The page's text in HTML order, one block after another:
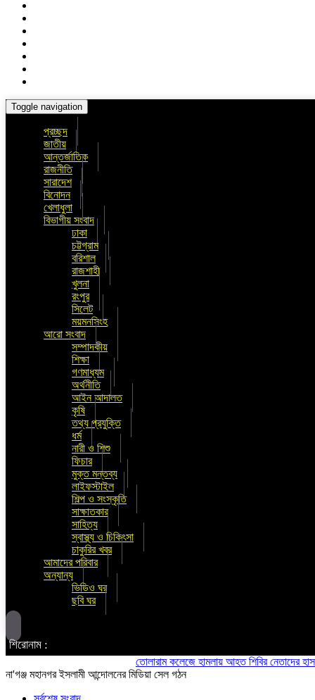
Toggle navigation
প্রচ্ছদ
জাতীয়
আন্তর্জাতিক
রাজনীতি
সারাদেশ
বিনোদন
খেলাধুলা
বিভাগীয় সংবাদ
ঢাকা
চট্টগ্রাম
বরিশাল
রাজশাহী
খুলনা
রংপুর
সিলেট
ময়মনসিংহ
আরো সংবাদ
সম্পাদকীয়
শিক্ষা
গণমাধ্যম
অর্থনীতি
আইন আদালত
কৃষি
তথ্য প্রযুক্তি
ধর্ম
নারী ও শিশু
ফিচার
মুক্ত মন্তব্য
লাইফস্টাইল
শিল্প ও সংস্কৃতি
সাক্ষাতকার
সাহিত্য
স্বাস্থ্য ও চিকিৎসা
চাকুরির খবর
আমাদের পরিবার
অন্যান্য
ভিডিও ঘর
ছবি ঘর
শিরোনাম :
তোলারাম কলেজে হামলায় আহত শিবির নেতাদের
না'গঞ্জ মহানগর ইসলামী আন্দোলনের মিডিয়া সেল গঠন